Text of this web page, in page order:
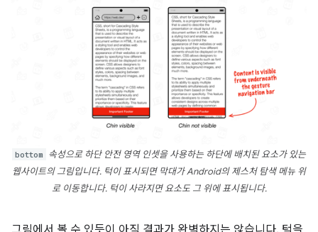
bottom 속성으로 하단 안전 영역 인셋을 사용하는 하단에 배치된 요소가 있는
웹사이트의 그림입니다. 턱이 표시되면 막대가 Android의 제스처 탐색 메뉴 위
로 이동합니다. 턱이 사라지면 요소도 그 위에 표시됩니다.